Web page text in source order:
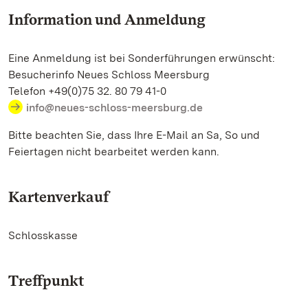
Information und Anmeldung
Eine Anmeldung ist bei Sonderführungen erwünscht:
Besucherinfo Neues Schloss Meersburg
Telefon +49(0)75 32. 80 79 41-0
info@neues-schloss-meersburg.de
Bitte beachten Sie, dass Ihre E-Mail an Sa, So und
Feiertagen nicht bearbeitet werden kann.
Kartenverkauf
Schlosskasse
Treffpunkt